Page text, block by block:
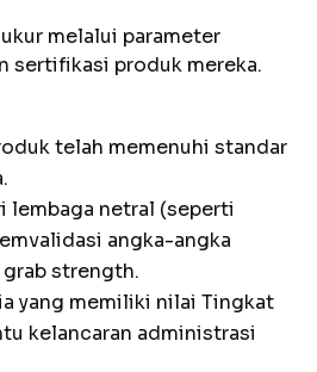
melalui parameter
sertifikasi produk mereka.
telah memenuhi standar
lembaga netral (seperti
angka-angka
strength.
yang memiliki nilai Tingkat
kelancaran administrasi